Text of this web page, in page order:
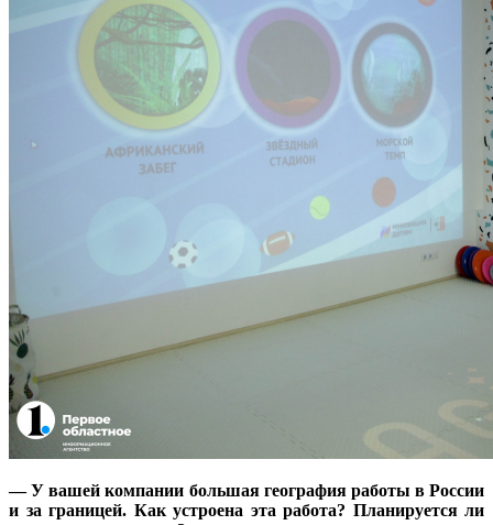
— У вашей компании большая география работы в России
и за границей. Как устроена эта работа? Планируется ли